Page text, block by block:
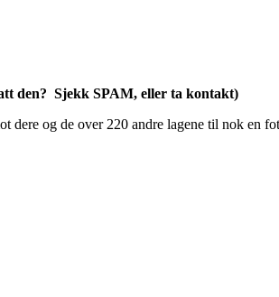
den? Sjekk SPAM, eller ta kontakt)
og de over 220 andre lagene til nok en